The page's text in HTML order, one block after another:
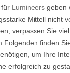
für Lumineersgeben
Mittell nicht
verpassen Sie
Folgenden finden
um Ihre
erfolgreich zu